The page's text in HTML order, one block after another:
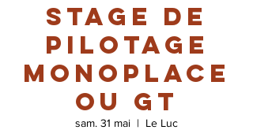
Stage de
pilotage
monoplace
ou GT
sam. 31 mai
  |
Le Luc